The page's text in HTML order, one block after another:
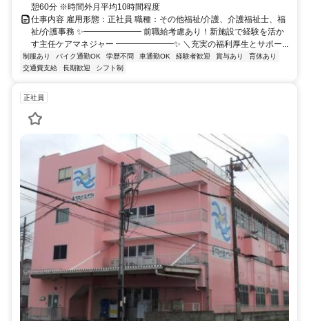
憩60分 ※時間外月平均10時間程度
仕事内容 雇用形態：正社員 職種：その他福祉/介護、介護福祉士、福
祉/介護事務 ✨━━━━━━━ 前職給考慮あり！新施設で経験を活か
す主任ケアマネジャー ━━━━━━━✨ ＼充実の福利厚生とサポー...
制服あり バイク通勤OK 学歴不問 車通勤OK 経験者歓迎 賞与あり
育休あり
交通費支給
長期歓迎 シフト制
正社員